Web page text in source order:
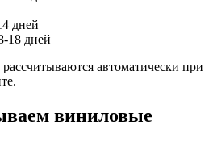
дней
18 дней
автоматически при
виниловые